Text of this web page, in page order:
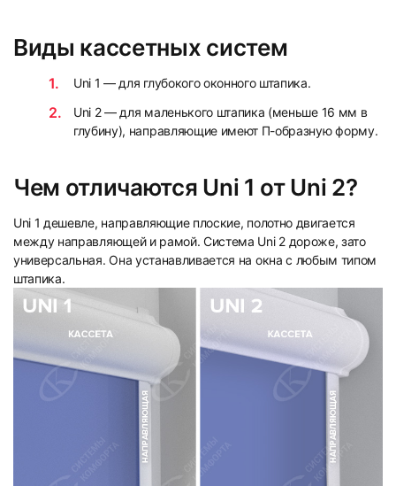
8
9
Виды кассетных систем
Uni 1 — для глубокого оконного штапика.
Uni 2 — для маленького штапика (меньше 16 мм в
глубину), направляющие имеют П-образную форму.
Чем отличаются Uni 1 от Uni 2?
Uni 1 дешевле, направляющие плоские, полотно двигается
между направляющей и рамой. Система Uni 2 дороже, зато
универсальная. Она устанавливается на окна с любым типом
штапика.